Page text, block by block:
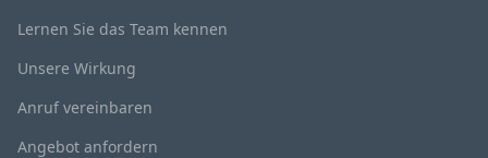
Lernen Sie das Team kennen
Unsere Wirkung
Anruf vereinbaren
Angebot anfordern